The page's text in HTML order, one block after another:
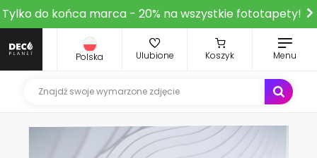
Tylko do końca marca - 20% na wszystkie fototapety!
Polska Ulubione Koszyk Menu